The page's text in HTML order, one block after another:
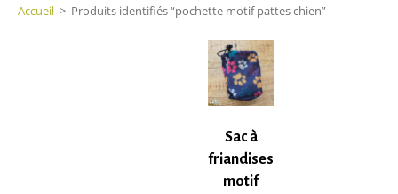
Accueil > Produits identifiés “pochette motif pattes chien”
Sac à
friandises
motif